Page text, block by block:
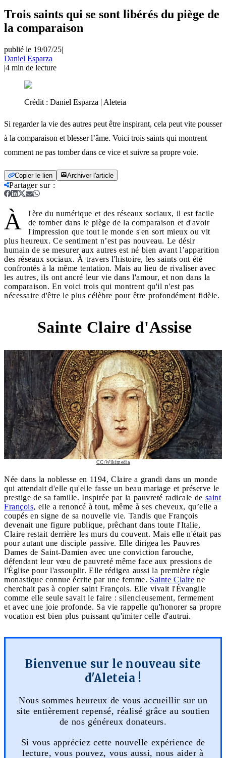
Trois saints qui se sont libérés du piège de
la comparaison
publié le 19/07/25|
Daniel Esparza
|4 min de lecture
Crédit : Daniel Esparza | Aleteia
Si regarder la vie des autres peut être inspirant, cela peut vite pousser
à la comparaison et blesser l’âme. Voici trois saints qui montrent
comment ne pas tomber dans ce vice et suivre sa propre voie.
Copier le lien Archiver l'article
Partager sur:
À
l'ère du numérique et des réseaux sociaux, il est facile
de tomber dans le piège de la comparaison et d'avoir
l'impression que tout le monde s'en sort mieux ou vit
plus heureux. Ce sentiment n’est pas nouveau. Le désir
humain de se mesurer aux autres est né bien avant l’apparition
des réseaux sociaux. À travers l'histoire, les saints ont été
confrontés à la même tentation. Mais au lieu de rivaliser avec
les autres, ils ont ancré leur vie dans l'amour, et non dans la
comparaison. En voici trois qui montrent qu'il n'est pas
nécessaire d'être le plus célèbre pour être profondément fidèle.
Sainte Claire d'Assise
CC/Wikimedia
Née dans la noblesse en 1194, Claire a grandi dans un monde
qui attendait d'elle qu'elle fasse un beau mariage et préserve le
prestige de sa famille. Inspirée par la pauvreté radicale de saint
François, elle a renoncé à tout, même à ses cheveux, qu’elle a
coupés en signe de sa nouvelle vie. Tandis que François
devenait une figure publique, prêchant dans toute l'Italie,
Claire restait derrière les murs du couvent. Mais elle n'était pas
pour autant une disciple passive. Elle dirigea les Pauvres
Dames de Saint-Damien avec une conviction farouche,
défendant leur vœu de pauvreté même face aux pressions de
l'Église pour l'assouplir. Elle rédigea aussi la première règle
monastique connue écrite par une femme. Sainte Claire ne
cherchait pas à copier saint François. Elle vivait l'Évangile
comme elle seule savait le faire : silencieusement, fermement
et avec une joie profonde. Sa vie rappelle qu'honorer sa propre
vocation est bien plus puissant qu'imiter celle d'autrui.
Bienvenue sur le nouveau site
d'Aleteia !
Nous sommes heureux de vous accueillir sur un
site entièrement repensé, réalisé grâce au soutien
de nos généreux donateurs.
Si vous appréciez cette nouvelle expérience de
lecture, vous pouvez, vous aussi, nous aider à